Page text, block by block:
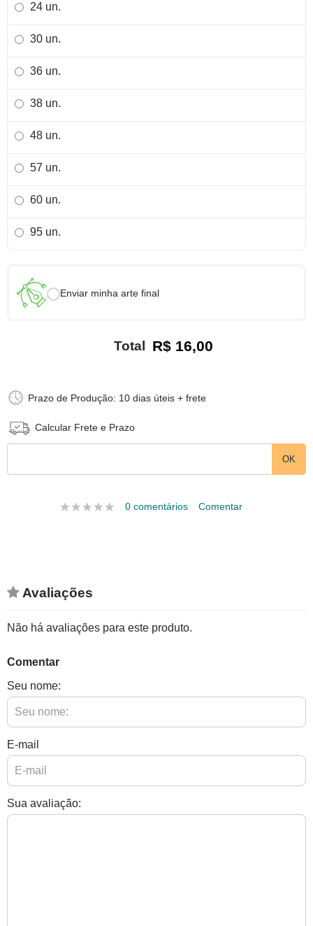
24 un.
30 un.
36 un.
38 un.
48 un.
57 un.
60 un.
95 un.
Enviar minha arte final
Total R$ 16,00
Prazo de Produção: 10 dias úteis + frete
Calcular Frete e Prazo
0 comentários Comentar
Avaliações
Não há avaliações para este produto.
Comentar
Seu nome:
E-mail
Sua avaliação: